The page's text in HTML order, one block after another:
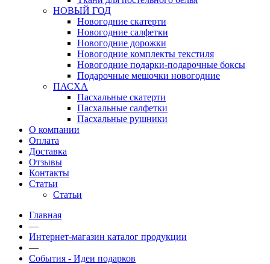
НОВЫЙ ГОД
Новогодние скатерти
Новогодние салфетки
Новогодние дорожки
Новогодние комплекты текстиля
Новогодние подарки-подарочные боксы
Подарочные мешочки новогодние
ПАСХА
Пасхальные скатерти
Пасхальные салфетки
Пасхальные рушники
О компании
Оплата
Доставка
Отзывы
Контакты
Статьи
Статьи
Главная
—
Интернет-магазин каталог продукции
—
События - Идеи подарков